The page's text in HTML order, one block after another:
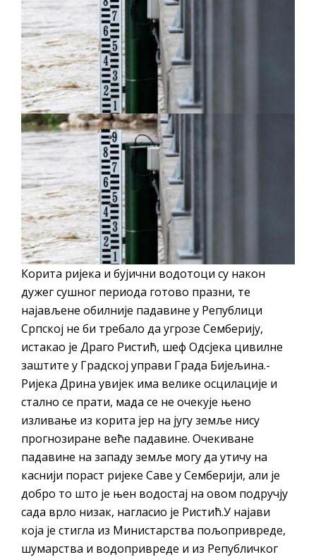
ПРЕЛИМИНАРНA РАНГ ЛИСТA
КАНДИДАТА КОЈИ СУ ОСТВАРИЛИ ПРАВО
НА ГРАДСКИ МЈЕСЕЧНИ БОРАЧКИ
ДОДАТАК ЗА ДЕМОБИЛИСАНЕ БОРЦЕ
ВОЈСКЕ РЕПУБЛИКЕ СРПСКЕ У СТАЊУ
СОЦИЈАЛНЕ ПОТРЕБЕ
ЈАВНИ ПОЗИВ ЗА НАЈЉЕПШЕ УРЕЂЕНО
ДВОРИШТЕ ИНДИВИДУАЛНИХ
ДОМАЋИНСТАВА, ДВОРИШТЕ
ЗАЈЕДНИЦА ЕТАЖНИХ ВЛАСНИКА И ЈАВНИ
ПРОСТОР У МЈЕСНИМ ЗАЈЕДНИЦАМА НА
ТЕРИТОРИЈИ ГРАДА БИЈЕЉИНА
Обавјештење за предузетника - Гојко
Богуновић
Oд 27. јула пријем захтјева за новчану
помоћ за набавку школског прибора
основцима
Обрасци захтјева за регресирано
гориво доступни од 13. марта до 15.
новембра
Захтјев за издавање ПОНОСНЕ КАРТИЦЕ
Обавјештење о забрани саобраћаја 6. и
7. августа
Обавјештење за предузетника - Вера
Ујић
Корита ријека и бујични водотоци су након
дужег сушног периода готово празни, те
најављене обилније падавине у Републици
Српској не би требало да угрозе Семберију,
истакао је Драго Ристић, шеф Одсјека цивилне
заштите у Градској управи Града Бијељина.-
Ријека Дрина увијек има велике осцилације и
стално се прати, мада се не очекује њено
изливање из корита јер на југу земље нису
прогнозиране веће падавине. Очекиване
падавине на западу земље могу да утичу на
каснији пораст ријеке Саве у Семберији, али је
добро то што је њен водостај на овом подручју
сада врло низак, нагласио је Ристић.У најави
која је стигла из Министарства пољопривреде,
шумарства и водопривреде и из Републичког